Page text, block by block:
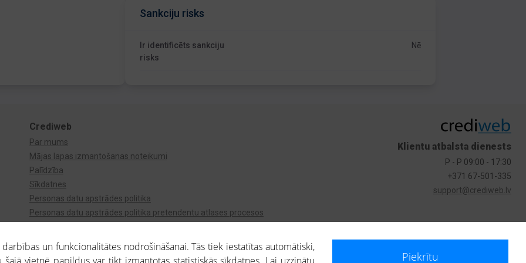
Sankciju risks
Ir identificēts sankciju
risks
Nē
Crediweb
Par mums
Mājas lapas izmantošanas noteikumi
Palīdzība
Sīkdatnes
Personas datu apstrādes politika
Personas datu apstrādes politika pretendentu atlases procesos
Klientu atbalsta dienests
P - P 09:00 - 17:30
+371 67-501-335
support@crediweb.lv
un funkcionalitātes nodrošināšanai. Tās tiek iestatītas automātiski,
Piekrītu